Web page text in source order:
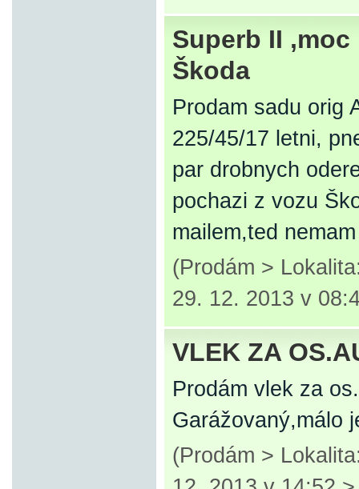
Superb II
Škoda
Prodam sadu orig
225/45/17 letni,
par drobnych
pochazi z vozu
mailem,ted
(Prodám >
29. 12. 2013 v
VLEK ZA
Prodám vlek za
Garážovaný,málo
(Prodám >